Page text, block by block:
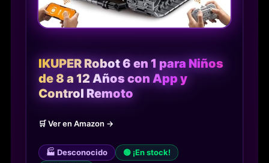
IKUPER Robot 6 en 1 para Niños
de 8 a 12 Años con App y
Control Remoto
🛒 Ver en Amazon →
🏭 Desconocido
🟢 ¡En stock!